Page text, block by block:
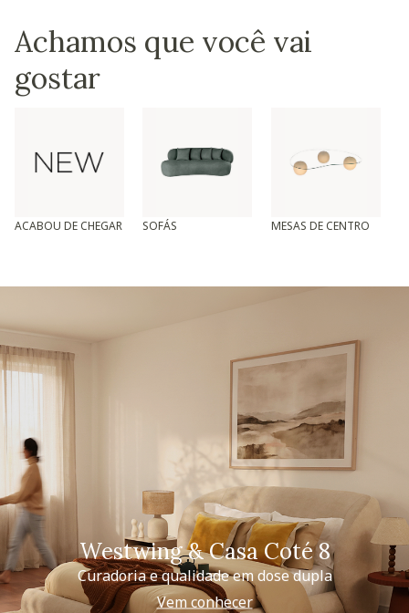
Achamos que você vai
gostar
ACABOU DE CHEGAR SOFÁS MESAS DE CENTRO
Westwing & Casa Coté 8
Curadoria e qualidade em dose dupla
Vem conhecer